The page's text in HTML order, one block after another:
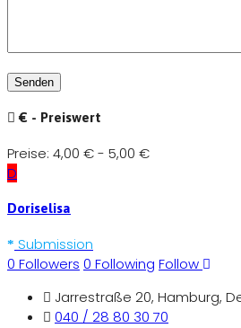
€ - Preiswert
Preise: 4,00 € - 5,00 €
D
Doriselisa
Submission
0 Followers 0 Following Follow
Jarrestraße 20, Hamburg,
040 / 28 80 30 70